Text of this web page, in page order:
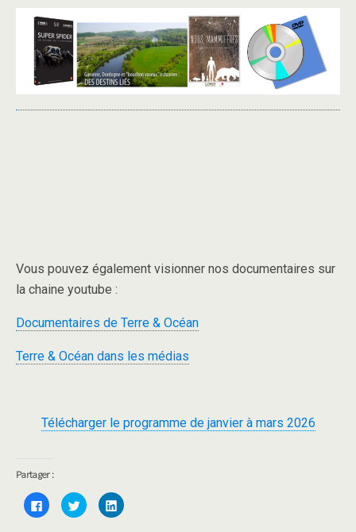
Vous pouvez également visionner nos documentaires sur
la chaine youtube :
Documentaires de Terre & Océan
Terre & Océan dans les médias
Télécharger le programme de janvier à mars 2026
Partager :
C
l
C
l
C
l